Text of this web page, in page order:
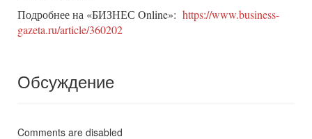
Подробнее на «БИЗНЕС Online»: https://www.business-
gazeta.ru/article/360202
Обсуждение
Comments are disabled